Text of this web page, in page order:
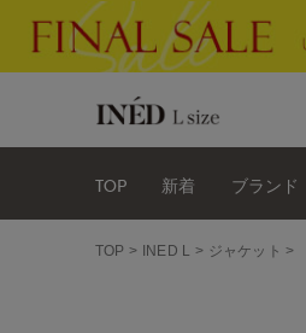
TOP 新着 ブランド
TOP INED L ジャケット